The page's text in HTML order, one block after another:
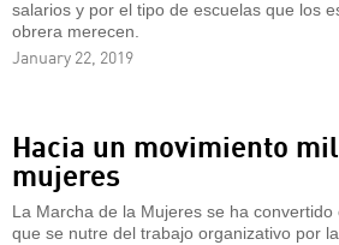
salarios y por el tipo de escuelas que los
obrera merecen.
January 22, 2019
Hacia un movimiento
mujeres
La Marcha de la Mujeres se ha
que se nutre del trabajo organizativo por